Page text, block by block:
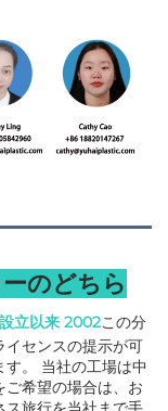
のどちら
設立以来 2002この分
イセンスの提示が可
。 当社の工場は中
希望の場合は、お